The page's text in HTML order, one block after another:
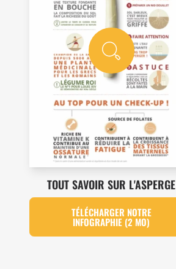
TOUT SAVOIR SUR L'ASPERGE
TÉLÉCHARGER NOTRE
INFOGRAPHIE (2 MO)